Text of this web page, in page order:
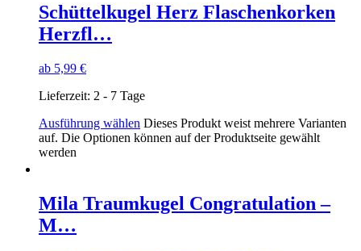
Schüttelkugel Herz Flaschenkorken
Herzfl…
ab 5,99 €
Lieferzeit: 2 - 7 Tage
Ausführung wählen Dieses Produkt weist mehrere Varianten
auf. Die Optionen können auf der Produktseite gewählt
werden
Mila Traumkugel Congratulation –
M…